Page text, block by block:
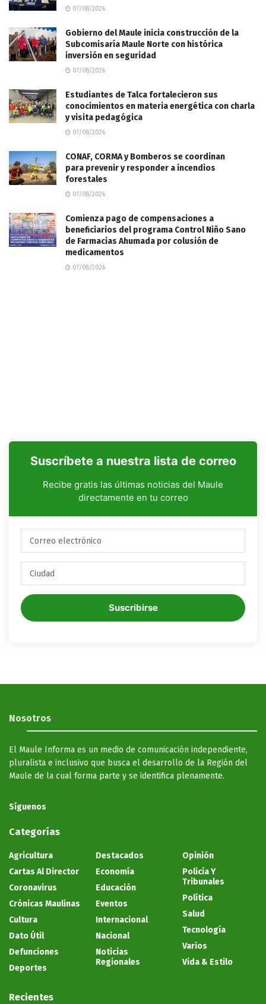
07/08/2026
Gobierno del Maule inicia construcción de la
Subcomisaría Maule Norte con histórica
inversión en seguridad
07/08/2026
Estudiantes de Talca fortalecieron sus
conocimientos en materia energética con charla
y visita pedagógica
07/08/2026
CONAF, CORMA y Bomberos se coordinan
para prevenir y responder a incendios
forestales
07/08/2026
Comienza pago de compensaciones a
beneficiarios del programa Control Niño Sano
de Farmacias Ahumada por colusión de
medicamentos
07/08/2026
Suscríbete a nuestra lista de correo
Recibe gratis las últimas noticias del Maule
directamente en tu correo
Suscribirse
Nosotros
El Maule Informa es un medio de comunicación independiente,
pluralista e inclusivo que busca el desarrollo de la Región del
Maule de la cual forma parte y se identifica plenamente.
Síguenos
Categorías
Agricultura
Cartas Al Director
Coronavirus
Crónicas Maulinas
Cultura
Dato Útil
Defunciones
Deportes
Destacados
Economía
Educación
Eventos
Internacional
Nacional
Noticias
Regionales
Opinión
Policía Y
Tribunales
Política
Salud
Tecnología
Varios
Vida & Estilo
Recientes